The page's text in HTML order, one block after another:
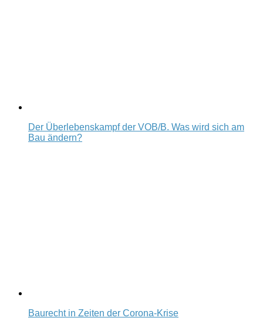
Der Überlebenskampf der VOB/B. Was wird sich am
Bau ändern?
Baurecht in Zeiten der Corona-Krise